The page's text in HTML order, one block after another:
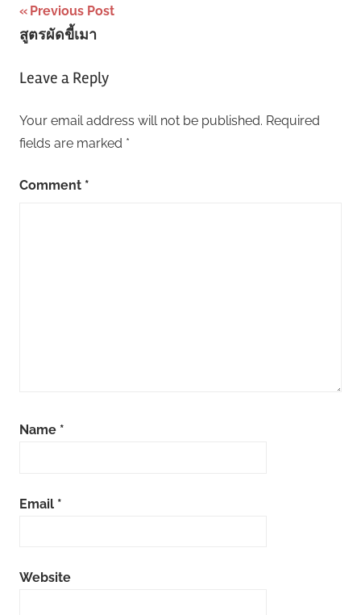
Post
navigation
Previous Post
สูตรผัดขี้เมา
Leave a Reply
Your email address will not be published. Required
fields are marked *
Comment *
Name *
Email *
Website